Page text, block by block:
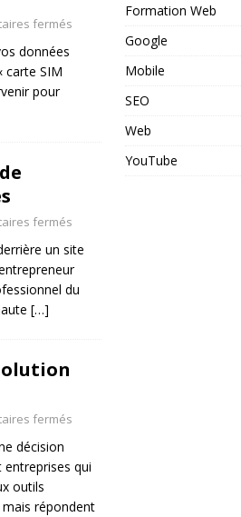
fermés
données
carte SIM
pour
fermés
un site
du
[…]
fermés
décision
qui
outils
répondent
Formation Web
Google
Mobile
SEO
Web
YouTube